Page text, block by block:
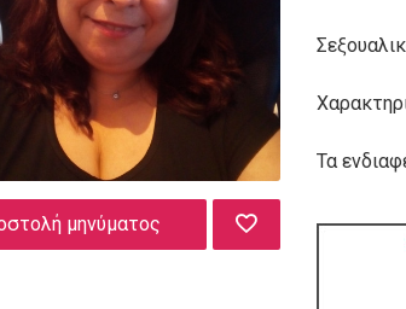
μηνύματος
Τα